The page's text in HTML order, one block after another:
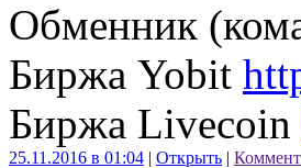
Обменник
Биржа Yobit
Биржа Livecoin
25.11.2016 в 01:04 | Открыть |